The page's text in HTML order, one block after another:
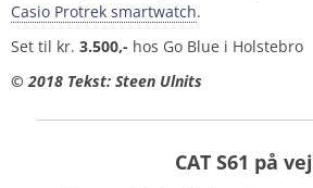
Casio Protrek smartwatch.
Set til kr. 3.500,- hos Go Blue i Holstebro
© 2018 Tekst: Steen Ulnits
CAT S61 på vej